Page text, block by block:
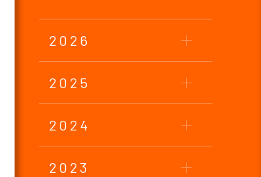
2026
2025
2024
2023